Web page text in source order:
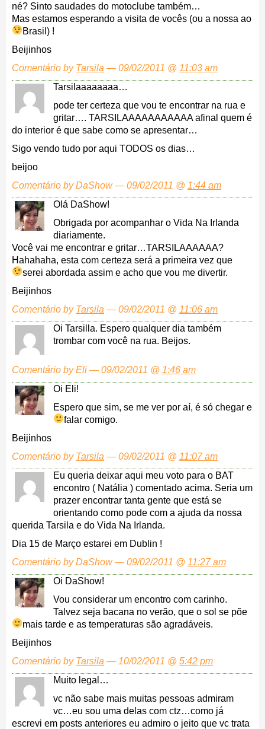
né? Sinto saudades do motoclube também…
Mas estamos esperando a visita de vocês (ou a nossa ao
Brasil) !
Beijinhos
Comentário by Tarsila — 09/02/2011 @ 11:03 am
Tarsilaaaaaaaa…
pode ter certeza que vou te encontrar na rua e
gritar…. TARSILAAAAAAAAAAA afinal quem é
do interior é que sabe como se apresentar…
Sigo vendo tudo por aqui TODOS os dias…
beijoo
Comentário by DaShow — 09/02/2011 @ 1:44 am
Olá DaShow!
Obrigada por acompanhar o Vida Na Irlanda
diariamente.
Você vai me encontrar e gritar…TARSILAAAAAA?
Hahahaha, esta com certeza será a primeira vez que
serei abordada assim e acho que vou me divertir.
Beijinhos
Comentário by Tarsila — 09/02/2011 @ 11:06 am
Oi Tarsilla. Espero qualquer dia também
trombar com você na rua. Beijos.
Comentário by Eli — 09/02/2011 @ 1:46 am
Oi Eli!
Espero que sim, se me ver por aí, é só chegar e
falar comigo.
Beijinhos
Comentário by Tarsila — 09/02/2011 @ 11:07 am
Eu queria deixar aqui meu voto para o BAT
encontro ( Natália ) comentado acima. Seria um
prazer encontrar tanta gente que está se
orientando como pode com a ajuda da nossa
querida Tarsila e do Vida Na Irlanda.
Dia 15 de Março estarei em Dublin !
Comentário by DaShow — 09/02/2011 @ 11:27 am
Oi DaShow!
Vou considerar um encontro com carinho.
Talvez seja bacana no verão, que o sol se põe
mais tarde e as temperaturas são agradáveis.
Beijinhos
Comentário by Tarsila — 10/02/2011 @ 5:42 pm
Muito legal…
vc não sabe mais muitas pessoas admiram
vc…eu sou uma delas com ctz…como já
escrevi em posts anteriores eu admiro o jeito que vc trata